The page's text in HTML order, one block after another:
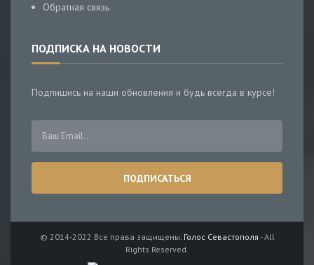
Обратная связь
ПОДПИСКА НА НОВОСТИ
Подпишись на наши обновления и будь всегда в курсе!
© 2014-2022 Все права защищены. Голос Севастополя - All
Rights Reserved.